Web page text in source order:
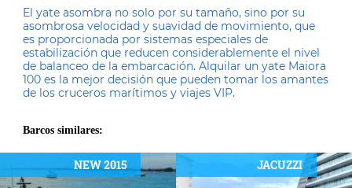
El yate asombra no solo por su tamaño, sino por su
asombrosa velocidad y suavidad de movimiento, que
es proporcionada por sistemas especiales de
estabilización que reducen considerablemente el nivel
de balanceo de la embarcación. Alquilar un yate Maiora
100 es la mejor decisión que pueden tomar los amantes
de los cruceros marítimos y viajes VIP.
Barcos similares:
NEW 2015 JACUZZI